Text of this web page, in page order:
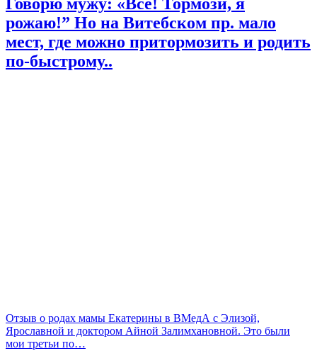
Говорю мужу: «Все! Тормози, я
рожаю!” Но на Витебском пр. мало
мест, где можно притормозить и родить
по-быстрому..
Отзыв о родах мамы Екатерины в ВМедА с Элизой,
Ярославной и доктором Айной Залимхановной. Это были
мои третьи по…